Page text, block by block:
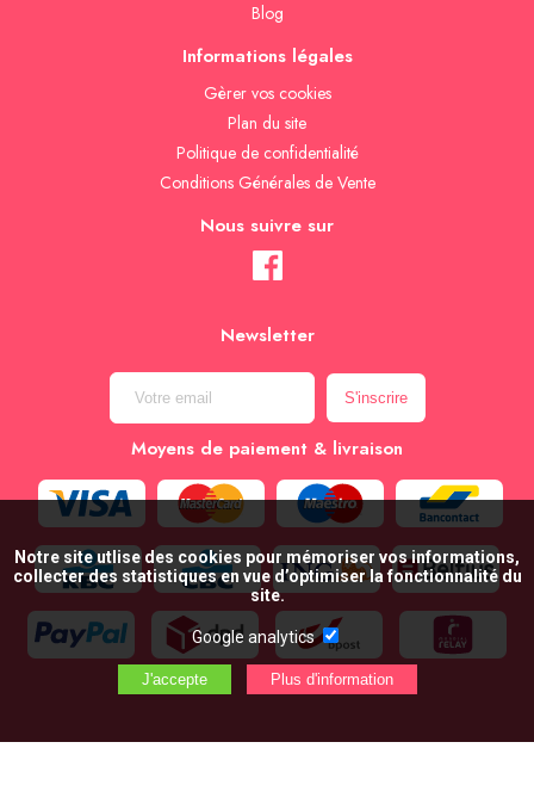
Blog
Informations légales
Gèrer vos cookies
Plan du site
Politique de confidentialité
Conditions Générales de Vente
Nous suivre sur
Newsletter
Moyens de paiement & livraison
Notre site utlise des cookies pour mémoriser vos informations,
collecter des statistiques en vue d’optimiser la fonctionnalité du
site.
Google analytics